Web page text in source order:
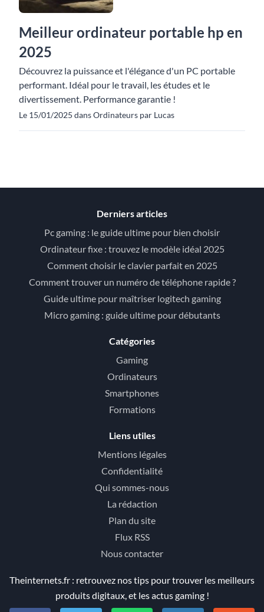
Meilleur ordinateur portable hp en
2025
Découvrez la puissance et l'élégance d'un PC portable
performant. Idéal pour le travail, les études et le
divertissement. Performance garantie !
Le 15/01/2025 dans Ordinateurs par Lucas
Derniers articles
Pc gaming : le guide ultime pour bien choisir
Ordinateur fixe : trouvez le modèle idéal 2025
Comment choisir le clavier parfait en 2025
Comment trouver un numéro de téléphone rapide ?
Guide ultime pour maîtriser logitech gaming
Micro gaming : guide ultime pour débutants
Catégories
Gaming
Ordinateurs
Smartphones
Formations
Liens utiles
Mentions légales
Confidentialité
Qui sommes-nous
La rédaction
Plan du site
Flux RSS
Nous contacter
Theinternets.fr : retrouvez nos tips pour trouver les meilleurs
produits digitaux, et les actus gaming !